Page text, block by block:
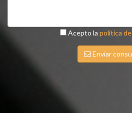
Acepto la política
Enviar